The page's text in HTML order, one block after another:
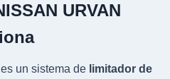
URVAN
un sistema de limitador de